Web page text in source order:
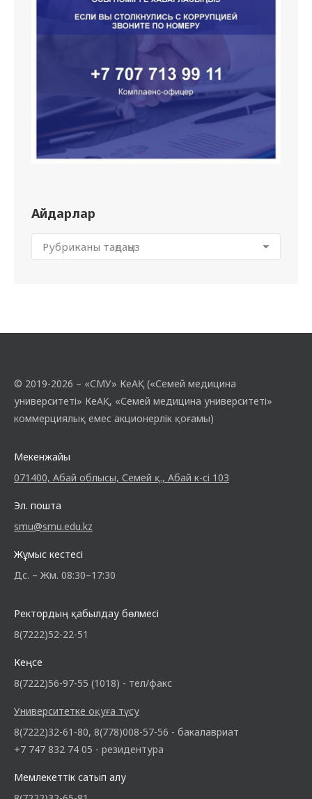
Айдарлар
© 2019-2026 – «СМУ» КеАҚ («Семей медицина
университеті» КеАҚ, «Семей медицина университеті»
коммерциялық емес акционерлік қоғамы)
Мекенжайы
071400, Абай облысы, Семей қ., Абай к-сі 103
Эл. пошта
smu@smu.edu.kz
Жұмыс кестесі
Дс. – Жм. 08:30–17:30
Ректордың қабылдау бөлмесі
8(7222)52-22-51
Кеңсе
8(7222)56-97-55 (1018) - тел/факс
Университетке оқуға түсу
8(7222)32-61-80, 8(778)008-57-56 - бакалавриат
+7 747 832 74 05 - резидентура
Мемлекеттік сатып алу